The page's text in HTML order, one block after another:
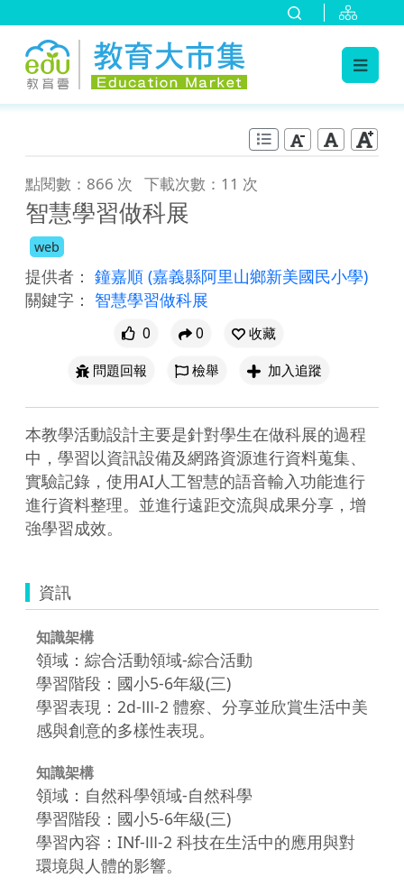
點閱數：866 次 下載次數：11 次
智慧學習做科展
web
提供者： 鐘嘉順 (嘉義縣阿里山鄉新美國民小學)
關鍵字： 智慧學習做科展
0 0
收藏
問題回報
檢舉 加入追蹤
本教學活動設計主要是針對學生在做科展的過程
中，學習以資訊設備及網路資源進行資料蒐集、
實驗記錄，使用AI人工智慧的語音輸入功能進行
進行資料整理。並進行遠距交流與成果分享，增
強學習成效。
資訊
知識架構
領域：綜合活動領域-綜合活動
學習階段：國小5-6年級(三)
學習表現：2d-Ⅲ-2 體察、分享並欣賞生活中美
感與創意的多樣性表現。
知識架構
領域：自然科學領域-自然科學
學習階段：國小5-6年級(三)
學習內容：INf-Ⅲ-2 科技在生活中的應用與對
環境與人體的影響。